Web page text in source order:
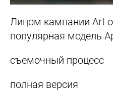
Лицом кампании Art
популярная модель
съемочный процесс
полная версия